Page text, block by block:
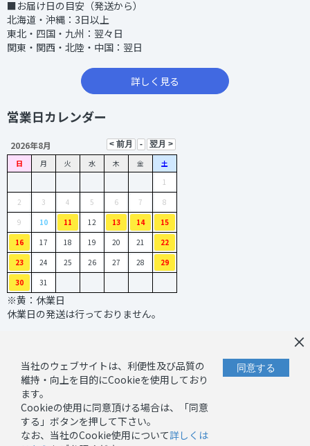
×
当社のウェブサイトは、利便性及び品質の
維持・向上を目的にCookieを使用しており
ます。
Cookieの使用に同意頂ける場合は、「同意
する」ボタンを押して下さい。
なお、当社のCookie使用について詳しくは
同意する
■お届け日の目安（発送から）
北海道・沖縄：3日以上
東北・四国・九州：翌々日
関東・関西・北陸・中国：翌日
詳しく見る
営業日カレンダー
2026年8月
日 月 火 水 木 金
土
1
2
3 4 5 6 7
8
9
10 11 12 13 14
15
16
17 18 19 20 21
22
23
24 25 26 27 28
29
30
31
※黄：休業日
休業日の発送は行っておりません。
お問い合わせ｜プライバシーポリシー
キャンセルーポリシー ｜